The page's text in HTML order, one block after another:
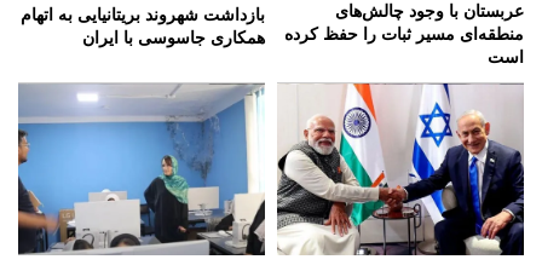
عربستان با وجود چالش‌های
منطقه‌ای مسیر ثبات را حفظ کرده
است
بازداشت شهروند بریتانیایی به اتهام
همکاری جاسوسی با ایران